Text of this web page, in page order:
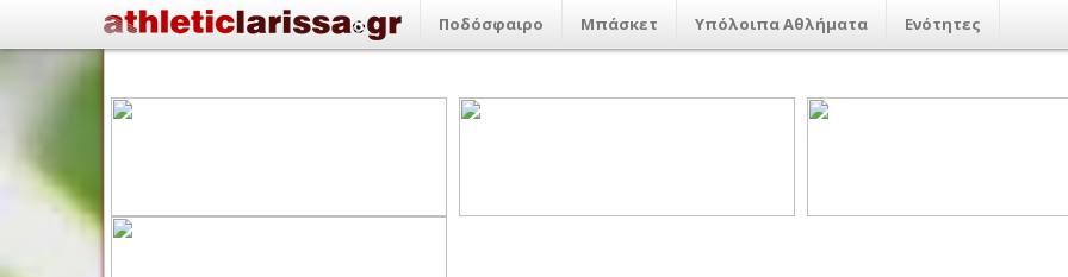
Ποδόσφαιρο Μπάσκετ Υπόλοιπα Αθλήματα Ενότητες